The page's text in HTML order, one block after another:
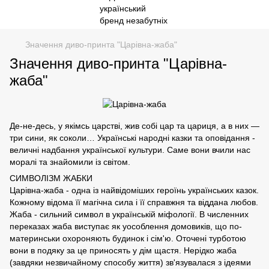
Значення диво-принта "Царівна-жаба"
Значення диво-принта "Царівна-
жаба"
Де-не-десь, у якімсь царстві, жив собі цар та цариця, а в них —
три сини, як соколи… Українські народні казки та оповідання -
величні надбання української культури. Саме вони вчили нас
моралі та знайомили із світом.
СИМВОЛІЗМ ЖАБКИ
Царівна-жаба - одна із найвідоміших героїнь українських казок.
Кожному відома її магічна сила і її справжня та віддана любов.
Жаба - сильний символ в українській міфології. В численних
переказах жаба виступає як уособлення домовиків, що по-
материнськи охороняють будинок і сім'ю. Оточені турботою
вони в подяку за це приносять у дім щастя. Нерідко жаба
(завдяки незвичайному способу життя) зв'язувалася з ідеями